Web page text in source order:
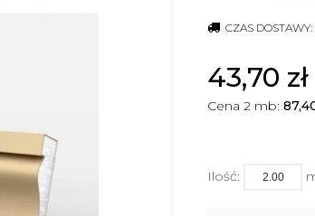
CZAS DOSTAWY:
43,70 zł
Cena 2 mb:
Ilość: